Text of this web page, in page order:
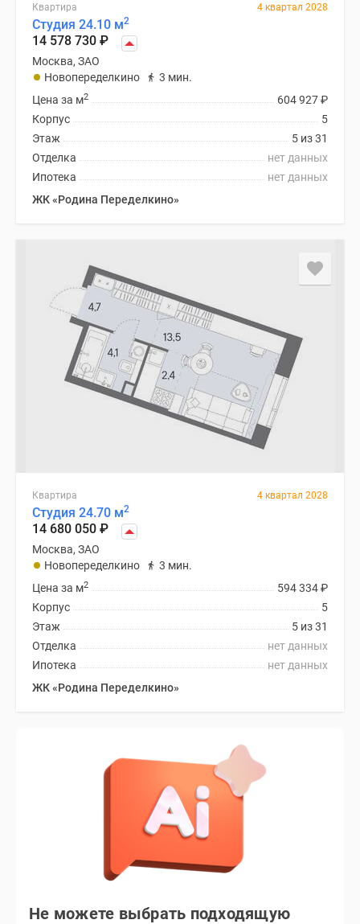
Квартира 4 квартал 2028
Студия 24.10 м2
14 578 730 ₽
Москва, ЗАО
Новопеределкино
3 мин.
604 927₽
Цена за м2
5
Корпус
5 из 31
Этаж
нет данных
Отделка
нет данных
Ипотека
ЖК «Родина Переделкино»
Квартира 4 квартал 2028
Студия 24.70 м2
14 680 050 ₽
Москва, ЗАО
Новопеределкино
3 мин.
594 334₽
Цена за м2
5
Корпус
5 из 31
Этаж
нет данных
Отделка
нет данных
Ипотека
ЖК «Родина Переделкино»
Не можете выбрать подходящую